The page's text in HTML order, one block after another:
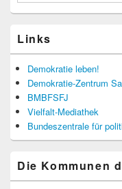
Links
Demokratie leben!
Demokratie-Zentrum
BMBFSFJ
Vielfalt-Mediathek
Bundeszentrale für
Die Kommunen